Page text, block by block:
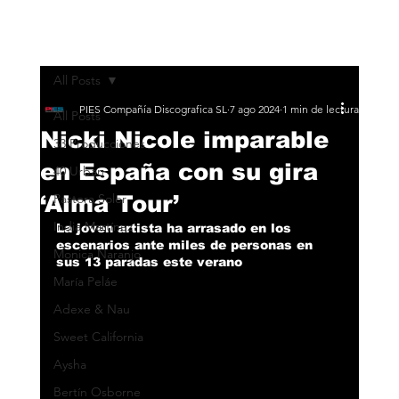
All Posts
33 Producciones
40 Urban
Pastora Soler
India Martínez
Monica Naranjo
María Peláe
Adexe & Nau
Sweet California
Aysha
Bertín Osborne
All Posts
Nicki Nicole imparable
en España con su gira
‘Alma Tour’
PIES Compañía Discografica SL 7 ago 2024 1 min de lectura
La joven artista ha arrasado en los
escenarios ante miles de personas en
sus 13 paradas este verano